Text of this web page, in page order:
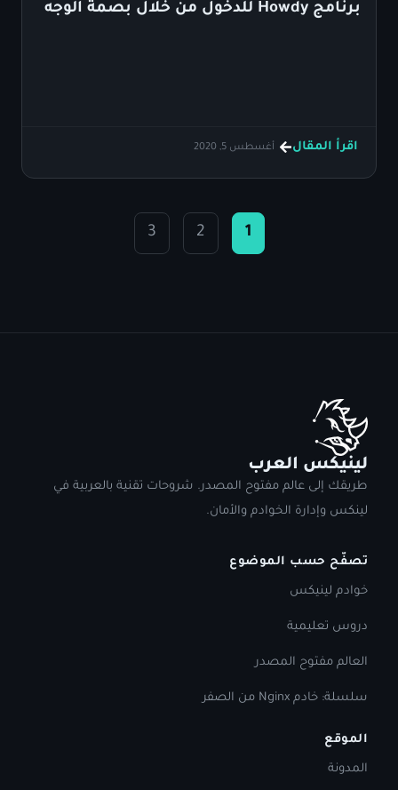
برنامج Howdy للدخول من خلال بصمة الوجه
اقرأ المقال أغسطس 5, 2020
1
2
3
لينيكس العرب
طريقك إلى عالم مفتوح المصدر. شروحات تقنية بالعربية في
لينكس وإدارة الخوادم والأمان.
تصفّح حسب الموضوع
خوادم لينيكس
دروس تعليمية
العالم مفتوح المصدر
سلسلة: خادم Nginx من الصفر
الموقع
المدونة